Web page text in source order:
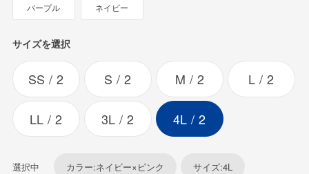
パープル ネイビー
サイズを選択
SS 2 S 2 M 2 L 2
LL 2 3L 2 4L 2
選択中 カラー:ネイビー×ピンク サイズ:4L